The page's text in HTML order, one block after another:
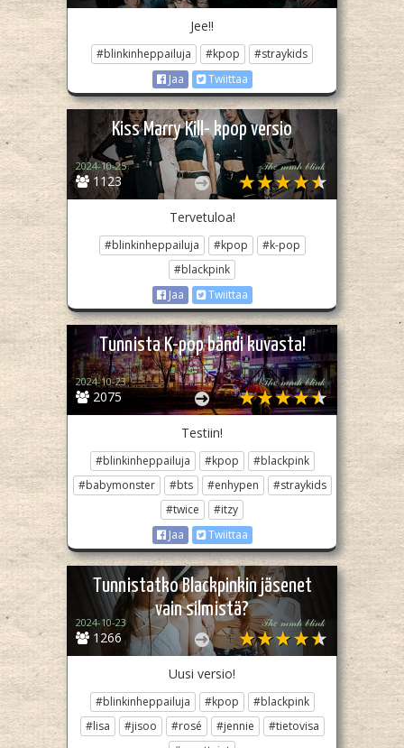
Jee!!
#blinkinheppailuja #kpop
#straykids
Jaa
Twiittaa
Kiss Marry Kill- kpop versio
1123
2024-10-25 𝒯𝒽𝑒 𝓂𝓂𝒽 𝒷𝓁𝒾𝓃𝓀
Tervetuloa!
#blinkinheppailuja #kpop
#k-pop
#blackpink
Jaa
Twiittaa
Tunnista K-pop bändi kuvasta!
2075
2024-10-23 𝒯𝒽𝑒 𝓂𝓂𝒽 𝒷𝓁𝒾𝓃𝓀
Testiin!
#blinkinheppailuja #kpop
#blackpink
#babymonster
#bts #enhypen
#straykids
#twice
#itzy
Jaa
Twiittaa
Tunnistatko Blackpinkin jäsenet
vain silmistä?
1266
2024-10-23 𝒯𝒽𝑒 𝓂𝓂𝒽 𝒷𝓁𝒾𝓃𝓀
Uusi versio!
#blinkinheppailuja #kpop
#blackpink
#lisa
#jisoo #rosé #jennie
#tietovisa